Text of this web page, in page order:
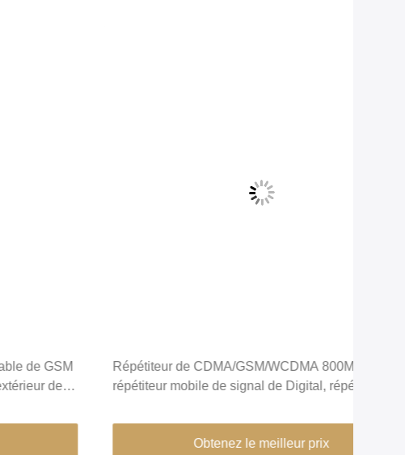
Répétiteur de CDMA/GSM/WCDMA 800MHz IC,
répétiteur mobile de signal de Digital, répétiteur
Obtenez le meilleur prix